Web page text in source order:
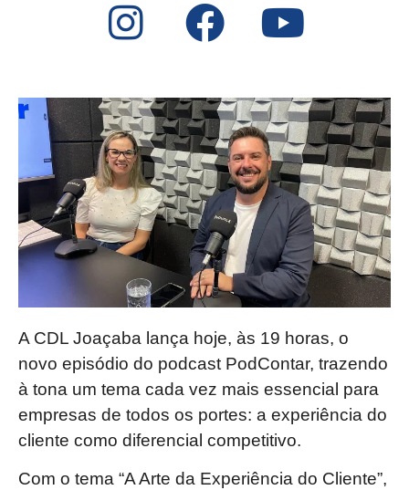
A CDL Joaçaba lança hoje, às 19 horas, o
novo episódio do podcast PodContar, trazendo
à tona um tema cada vez mais essencial para
empresas de todos os portes: a experiência do
cliente como diferencial competitivo.
Com o tema “A Arte da Experiência do Cliente”,